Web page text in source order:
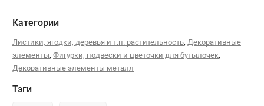
Категории
Листики, ягодки, деревья и т.п. растительность, Декоративные
элементы, Фигурки, подвески и цветочки для бутылочек,
Декоративные элементы металл
Тэги